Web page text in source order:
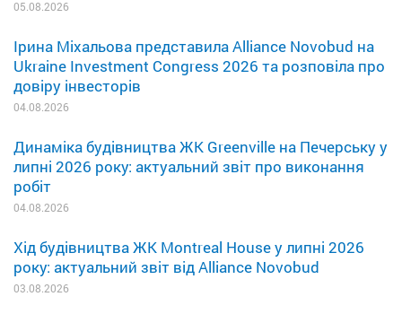
05.08.2026
Ірина Міхальова представила Alliance Novobud на
Ukraine Investment Congress 2026 та розповіла про
довіру інвесторів
04.08.2026
Динаміка будівництва ЖК Greenville на Печерську у
липні 2026 року: актуальний звіт про виконання
робіт
04.08.2026
Хід будівництва ЖК Montreal House у липні 2026
року: актуальний звіт від Alliance Novobud
03.08.2026